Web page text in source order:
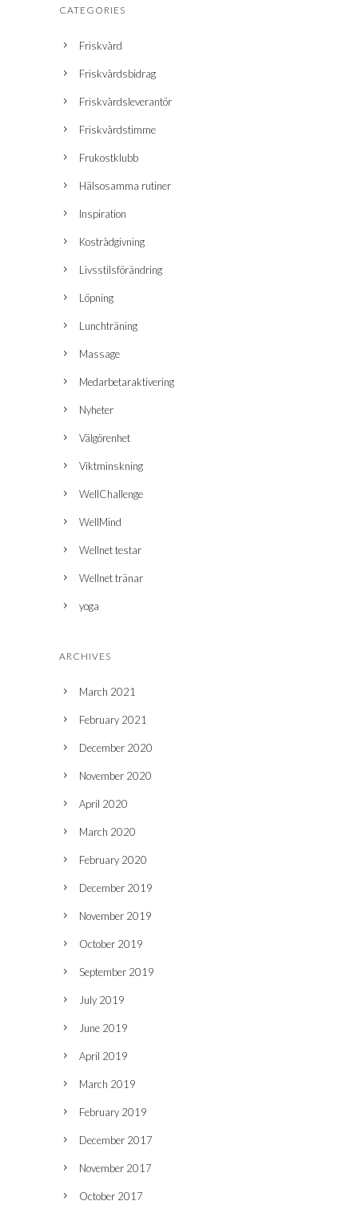
CATEGORIES
Friskvård
Friskvårdsbidrag
Friskvårdsleverantör
Friskvårdstimme
Frukostklubb
Hälsosamma rutiner
Inspiration
Kostrådgivning
Livsstilsförändring
Löpning
Lunchträning
Massage
Medarbetaraktivering
Nyheter
Välgörenhet
Viktminskning
WellChallenge
WellMind
Wellnet testar
Wellnet tränar
yoga
ARCHIVES
March 2021
February 2021
December 2020
November 2020
April 2020
March 2020
February 2020
December 2019
November 2019
October 2019
September 2019
July 2019
June 2019
April 2019
March 2019
February 2019
December 2017
November 2017
October 2017